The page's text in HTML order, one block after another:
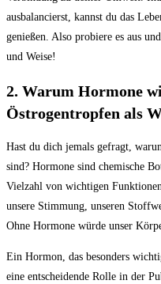
ausbalancierst, ‌kannst ​du das
⁢genießen. Also ⁢probiere es aus
und Weise!
2. Warum Hormone
Östrogentropfen⁤ als⁤
Hast ‍du dich⁣ jemals gefragt,
sind? Hormone sind chemische
Vielzahl von wichtigen
unsere ⁤Stimmung, unseren
Ohne Hormone würde unser
Ein Hormon, das besonders⁢
eine entscheidende ‌Rolle in der